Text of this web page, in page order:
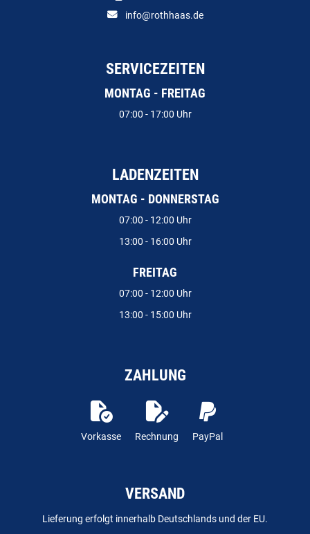
info@rothhaas.de
SERVICEZEITEN
MONTAG - FREITAG
07:00 - 17:00 Uhr
LADENZEITEN
MONTAG - DONNERSTAG
07:00 - 12:00 Uhr
13:00 - 16:00 Uhr
FREITAG
07:00 - 12:00 Uhr
13:00 - 15:00 Uhr
ZAHLUNG
Vorkasse Rechnung PayPal
VERSAND
Lieferung erfolgt innerhalb Deutschlands und der EU.